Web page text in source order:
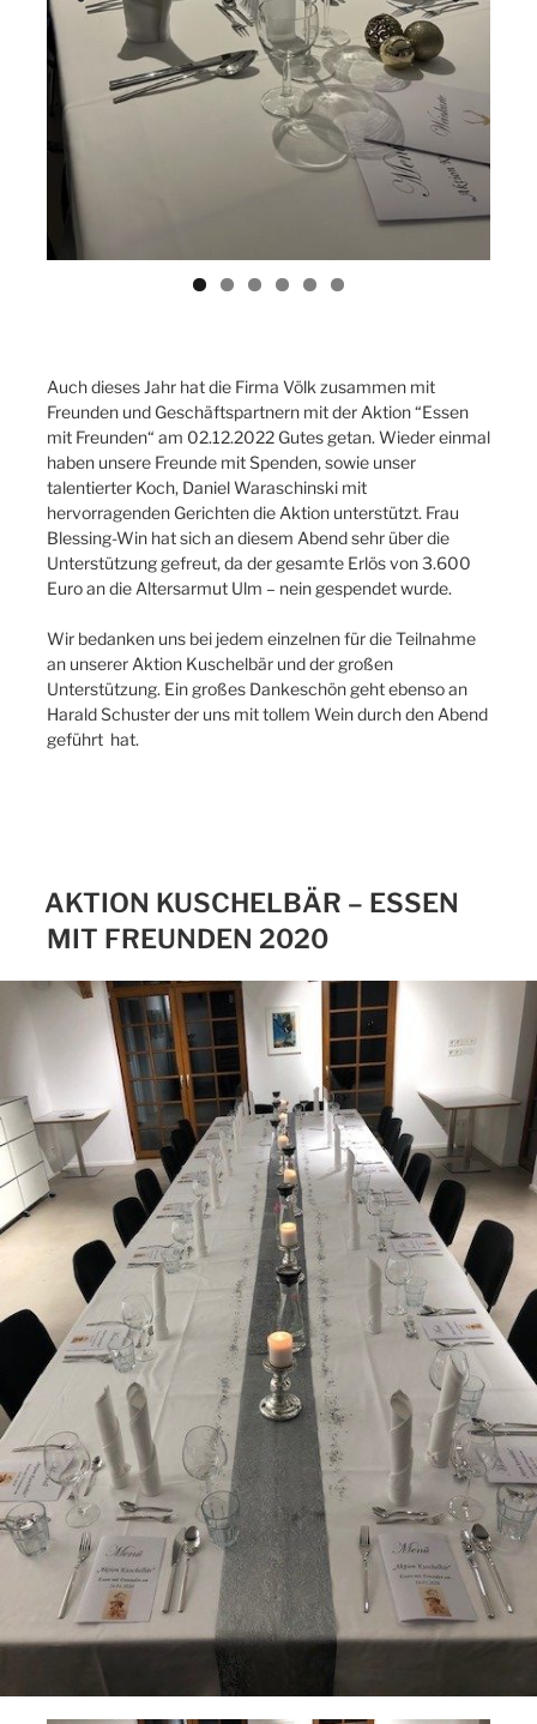
Previ
Next
Auch dieses Jahr hat die Firma Völk zusammen mit
Freunden und Geschäftspartnern mit der Aktion “Essen
mit Freunden“ am 02.12.2022 Gutes getan. Wieder einmal
haben unsere Freunde mit Spenden, sowie unser
talentierter Koch, Daniel Waraschinski mit
hervorragenden Gerichten die Aktion unterstützt. Frau
Blessing-Win hat sich an diesem Abend sehr über die
Unterstützung gefreut, da der gesamte Erlös von 3.600
Euro an die Altersarmut Ulm – nein gespendet wurde.
Wir bedanken uns bei jedem einzelnen für die Teilnahme
an unserer Aktion Kuschelbär und der großen
Unterstützung. Ein großes Dankeschön geht ebenso an
Harald Schuster der uns mit tollem Wein durch den Abend
geführt hat.
AKTION KUSCHELBÄR – ESSEN
MIT FREUNDEN 2020